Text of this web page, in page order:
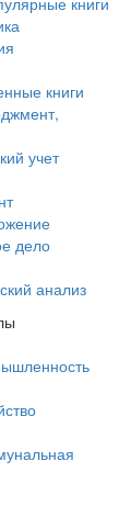
книги
учет
дело
анализ